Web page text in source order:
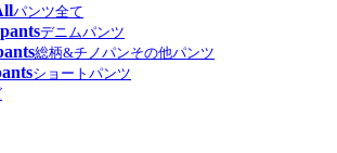
パンツ全て
デニムパンツ
総柄&チノパンその他パンツ
ショートパンツ